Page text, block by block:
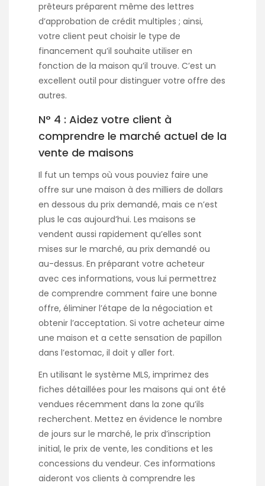
prêteurs préparent même des lettres
d’approbation de crédit multiples ; ainsi,
votre client peut choisir le type de
financement qu’il souhaite utiliser en
fonction de la maison qu’il trouve. C’est un
excellent outil pour distinguer votre offre des
autres.
N° 4 : Aidez votre client à
comprendre le marché actuel de la
vente de maisons
Il fut un temps où vous pouviez faire une
offre sur une maison à des milliers de dollars
en dessous du prix demandé, mais ce n’est
plus le cas aujourd’hui. Les maisons se
vendent aussi rapidement qu’elles sont
mises sur le marché, au prix demandé ou
au-dessus. En préparant votre acheteur
avec ces informations, vous lui permettrez
de comprendre comment faire une bonne
offre, éliminer l’étape de la négociation et
obtenir l’acceptation. Si votre acheteur aime
une maison et a cette sensation de papillon
dans l’estomac, il doit y aller fort.
En utilisant le système MLS, imprimez des
fiches détaillées pour les maisons qui ont été
vendues récemment dans la zone qu’ils
recherchent. Mettez en évidence le nombre
de jours sur le marché, le prix d’inscription
initial, le prix de vente, les conditions et les
concessions du vendeur. Ces informations
aideront vos clients à comprendre les